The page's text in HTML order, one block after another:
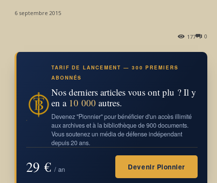
6 septembre 2015
0
177
TARIF DE LANCEMENT — 300 PREMIERS
ABONNÉS
Nos derniers articles vous ont plu ? Il y
en a 10 000 autres.
Devenez "Pionnier" pour bénéficier d'un accès illimité
aux archives et à la bibliothèque de 900 documents.
Vous soutenez un média de défense indépendant
depuis 20 ans.
29 € / an Devenir Pionnier